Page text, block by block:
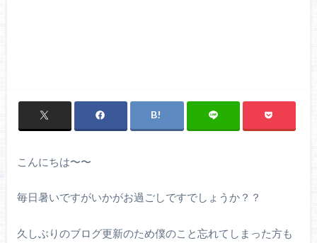
こんにちは〜〜
毎日暑いですがいかがお過ごしですでしょうか？？
久しぶりのブログ更新のため僕のこと忘れてしまった方も